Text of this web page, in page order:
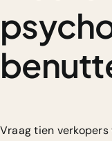
Vraag tien